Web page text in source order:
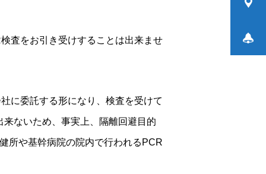
査をお引き受けすることは出来ませ
に委託する形になり、検査を受けて
ないため、事実上、隔離回避目的
所や基幹病院の院内で行われるPCR